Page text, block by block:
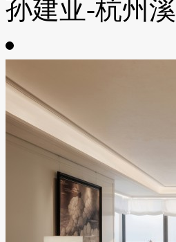
孙建亚-杭州